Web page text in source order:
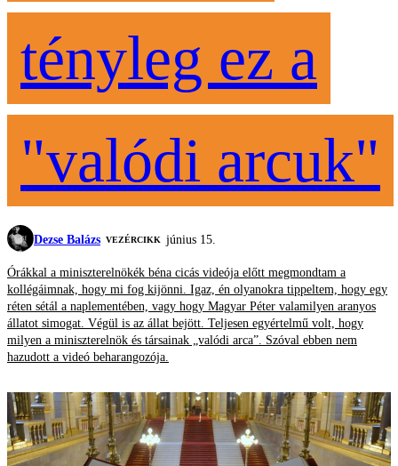
tényleg ez a
"valódi arcuk"
Dezse Balázs VEZÉRCIKK június 15.
Órákkal a miniszterelnökék béna cicás videója előtt megmondtam a
kollégáimnak, hogy mi fog kijönni. Igaz, én olyanokra tippeltem, hogy egy
réten sétál a naplementében, vagy hogy Magyar Péter valamilyen aranyos
állatot simogat. Végül is az állat bejött. Teljesen egyértelmű volt, hogy
milyen a miniszterelnök és társainak „valódi arca”. Szóval ebben nem
hazudott a videó beharangozója.